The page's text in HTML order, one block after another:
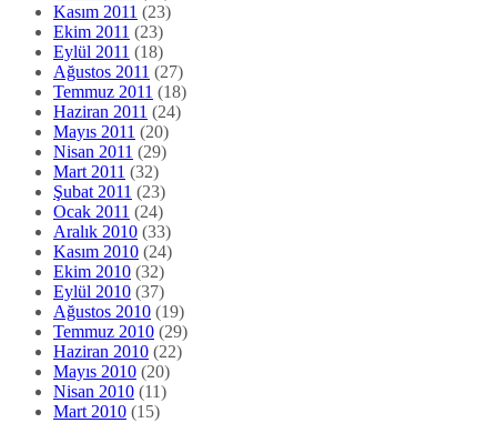
Kasım 2011 (23)
Ekim 2011 (23)
Eylül 2011 (18)
Ağustos 2011 (27)
Temmuz 2011 (18)
Haziran 2011 (24)
Mayıs 2011 (20)
Nisan 2011 (29)
Mart 2011 (32)
Şubat 2011 (23)
Ocak 2011 (24)
Aralık 2010 (33)
Kasım 2010 (24)
Ekim 2010 (32)
Eylül 2010 (37)
Ağustos 2010 (19)
Temmuz 2010 (29)
Haziran 2010 (22)
Mayıs 2010 (20)
Nisan 2010 (11)
Mart 2010 (15)